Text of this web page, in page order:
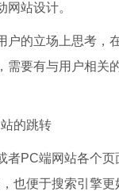
站设计。
户的立场上思考，
需要有与用户相关
的跳转
者PC端网站各个
也便于搜索引擎